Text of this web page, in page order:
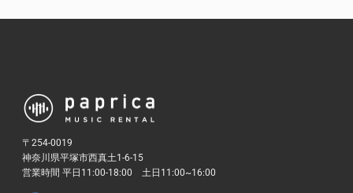
〒254-0019
神奈川県平塚市西真土1-6-15
営業時間 平日11:00-18:00 土日11:00~16:00